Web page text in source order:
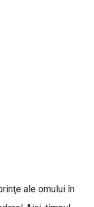
ale omului în